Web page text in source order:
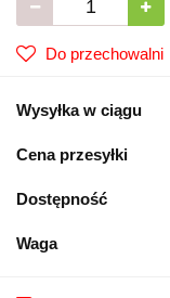
Do przechowalni
Wysyłka w ciągu
Cena przesyłki
Dostępność
Waga